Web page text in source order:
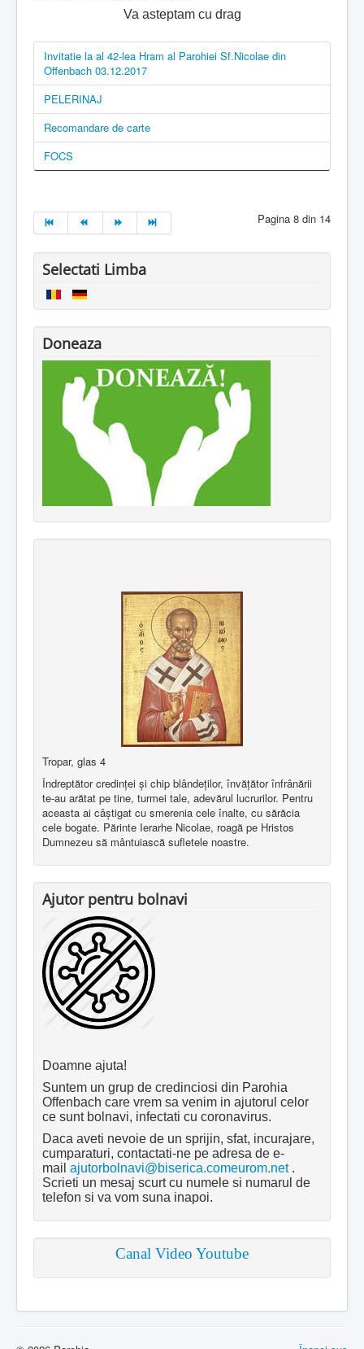
Va asteptam cu drag
Invitatie la al 42-lea Hram al Parohiei Sf.Nicolae din
Offenbach 03.12.2017
PELERINAJ
Recomandare de carte
FOCS
Pagina 8 din 14
Selectati Limba
Doneaza
Tropar, glas 4
Îndreptător credinţei şi chip blândeţilor, învăţător înfrânării
te-au arătat pe tine, turmei tale, adevărul lucrurilor. Pentru
aceasta ai câştigat cu smerenia cele înalte, cu sărăcia
cele bogate. Părinte Ierarhe Nicolae, roagă pe Hristos
Dumnezeu să mântuiască sufletele noastre.
Ajutor pentru bolnavi
Doamne ajuta!
Suntem un grup de credinciosi din Parohia
Offenbach care vrem sa venim in ajutorul celor
ce sunt bolnavi, infectati cu coronavirus.
Daca aveti nevoie de un sprijin, sfat, incurajare,
cumparaturi, contactati-ne pe adresa de e-
mail ajutorbolnavi@biserica.comeurom.net.
Scrieti un mesaj scurt cu numele si numarul de
telefon si va vom suna inapoi.
Canal Video Youtube